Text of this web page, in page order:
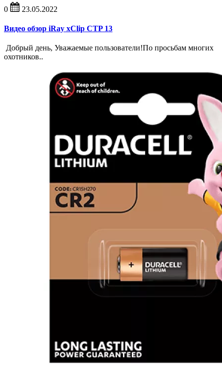
0 23.05.2022
Видео обзор iRay xClip CTP 13
Добрый день, Уважаемые пользователи!По просьбам многих
охотников..